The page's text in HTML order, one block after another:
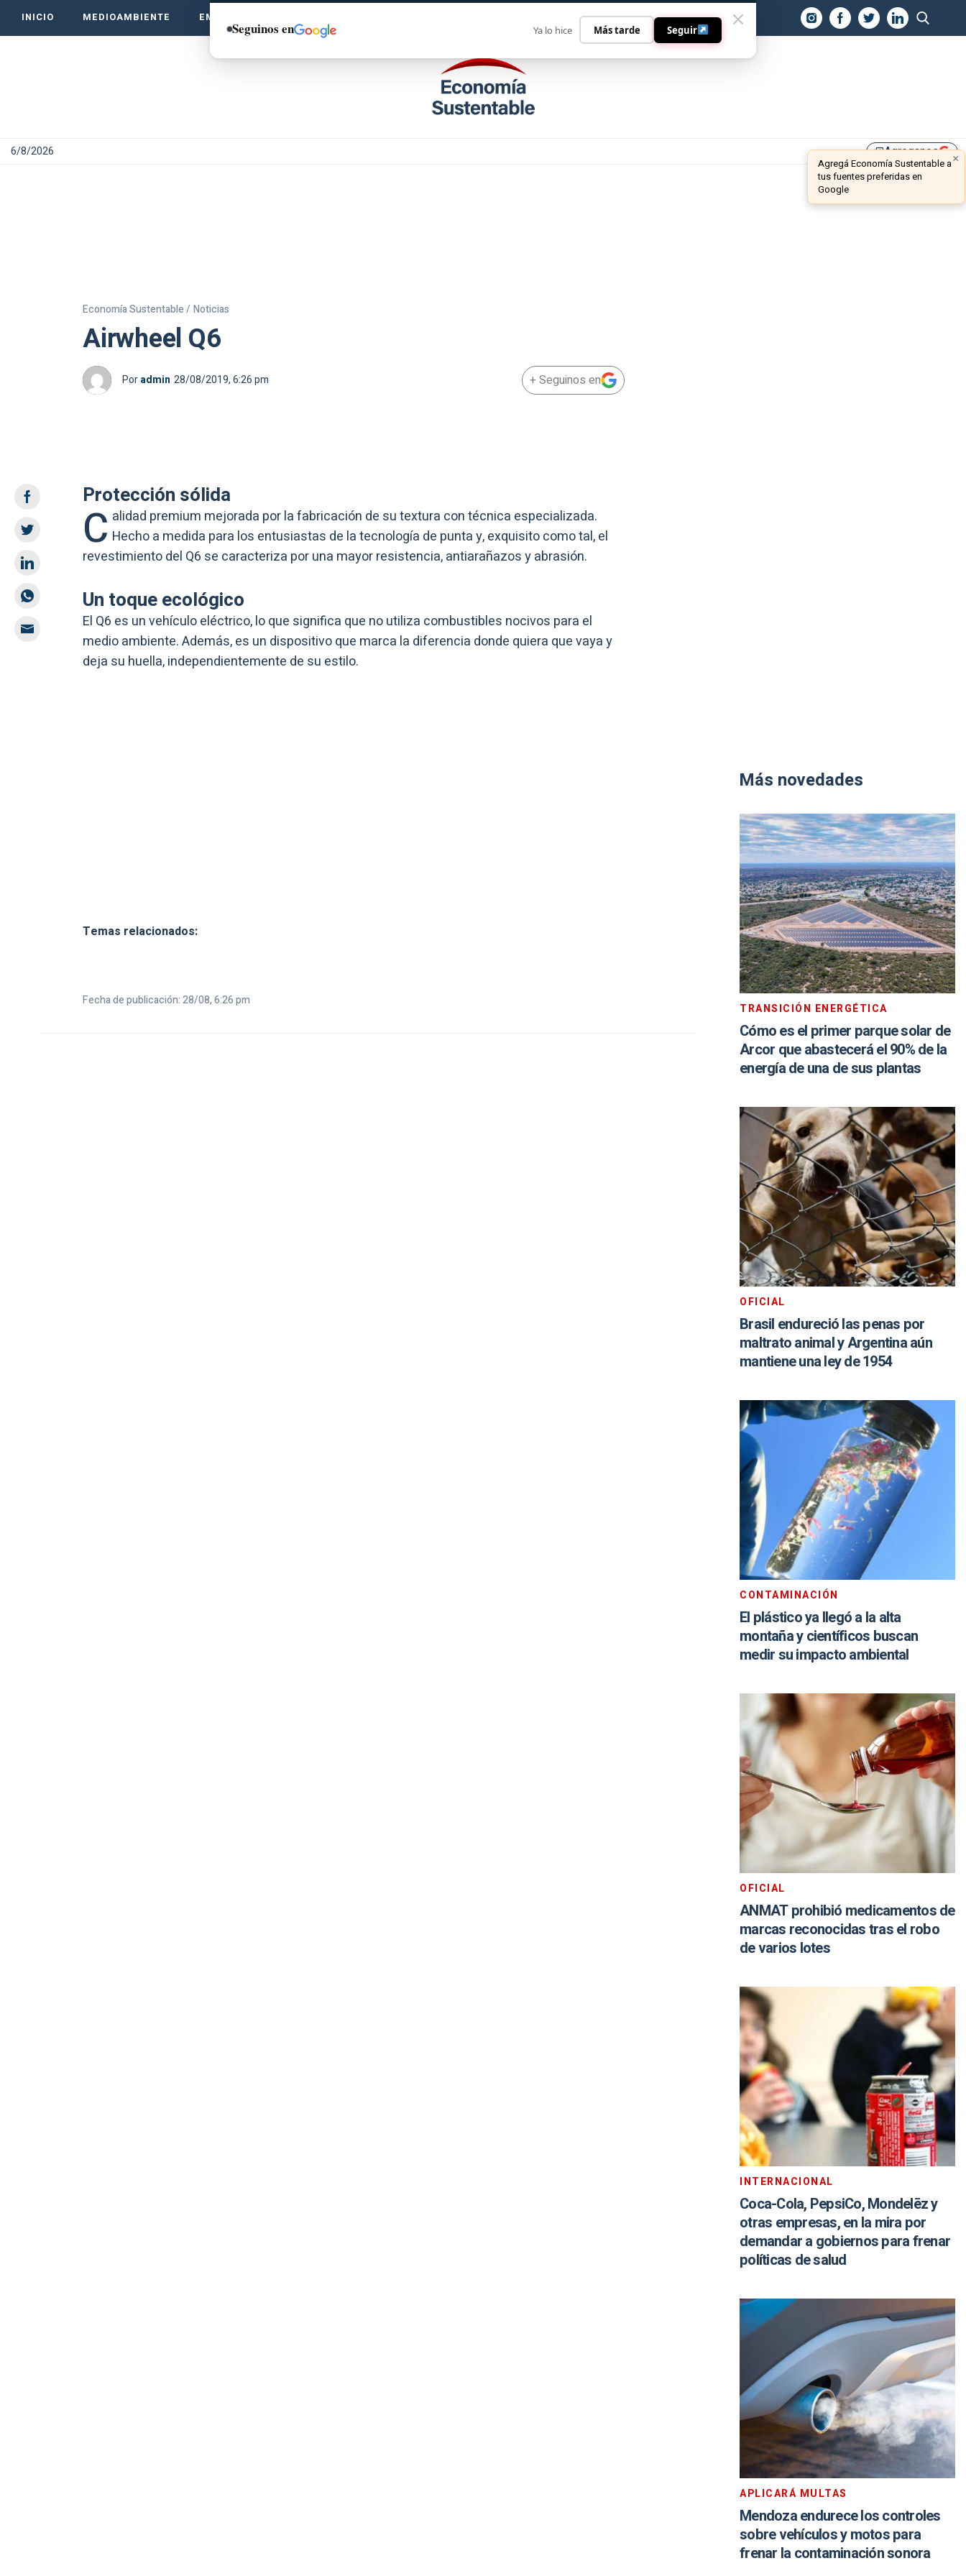
INICIO MEDIOAMBIENTE EMPRENDE VERDE CONTACTO
6/8/2026 library_addAgreganos ×
Agregá Economía Sustentable a
tus fuentes preferidas en
Google
Economía Sustentable / Noticias
Airwheel Q6
Poradmin 28/08/2019, 6:26 pm + Seguinos en
Protección sólida
C alidad premium mejorada por la fabricación de su textura con técnica especializada.
Hecho a medida para los entusiastas de la tecnología de punta y, exquisito como tal, el
revestimiento del Q6 se caracteriza por una mayor resistencia, antiarañazos y abrasión.
Un toque ecológico
El Q6 es un vehículo eléctrico, lo que significa que no utiliza combustibles nocivos para el
medio ambiente. Además, es un dispositivo que marca la diferencia donde quiera que vaya y
deja su huella, independientemente de su estilo.
Temas relacionados:
Fecha de publicación: 28/08, 6:26 pm
Más novedades
TRANSICIÓN ENERGÉTICA
Cómo es el primer parque solar de
Arcor que abastecerá el 90% de la
energía de una de sus plantas
OFICIAL
Brasil endureció las penas por
maltrato animal y Argentina aún
mantiene una ley de 1954
CONTAMINACIÓN
El plástico ya llegó a la alta
montaña y científicos buscan
medir su impacto ambiental
OFICIAL
ANMAT prohibió medicamentos de
marcas reconocidas tras el robo
de varios lotes
INTERNACIONAL
Coca-Cola, PepsiCo, Mondelēz y
otras empresas, en la mira por
demandar a gobiernos para frenar
políticas de salud
APLICARÁ MULTAS
Mendoza endurece los controles
sobre vehículos y motos para
frenar la contaminación sonora
Seguinos en Ya lo hice Más tarde Seguir